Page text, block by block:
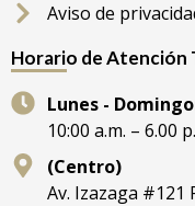
Aviso de
Horario de Atención
Lunes -
10:00 a.m. – 6.00
(Centro)
Av. Izazaga #121